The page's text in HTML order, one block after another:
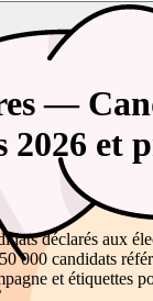
—
2026 et
déclarés aux
000 candidats
et étiquettes